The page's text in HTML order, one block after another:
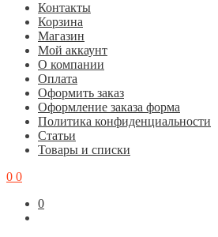
Контакты
Корзина
Магазин
Мой аккаунт
О компании
Оплата
Оформить заказ
Оформление заказа форма
Политика конфиденциальности
Статьи
Товары и списки
0 0
0